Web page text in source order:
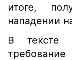
итоге,
нападении
В тексте